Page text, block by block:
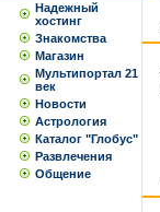
Надежный
хостинг
Знакомства
Магазин
Мультипортал 21
век
Новости
Астрология
Каталог "Глобус"
Развлечения
Общение